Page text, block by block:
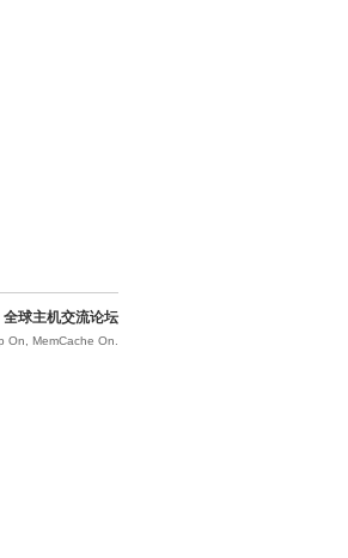
全球主机交流论坛
On, MemCache On.